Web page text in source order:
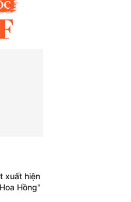
xuất hiện
Hồng"